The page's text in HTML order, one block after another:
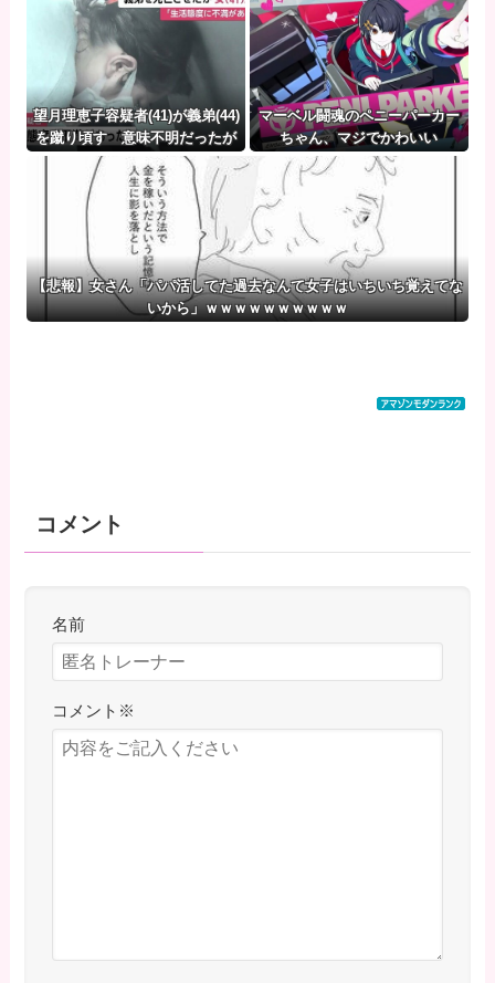
望月理恵子容疑者(41)が義弟(44)
を蹴り頃す 意味不明だったが
画像みて納得・・・
マーベル闘魂のペニーパーカー
ちゃん、マジでかわいい
【悲報】女さん「パパ活してた過去なんて女子はいちいち覚えてな
いから」ｗｗｗｗｗｗｗｗｗｗ
コメント
名前
コメント ※